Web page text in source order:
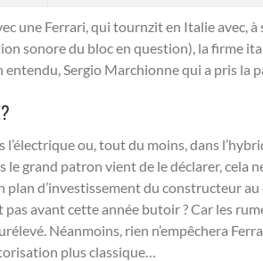
une Ferrari, qui tournzit en Italie avec,
sonore du bloc en question), la firme
entendu, Sergio Marchionne qui a pris la
l’électrique ou, tout du moins, dans
le grand patron vient de le déclarer, cela
plan d’investissement du constructeur
avant cette année butoir ? Car les
Néanmoins, rien n’empêchera
plus classique…